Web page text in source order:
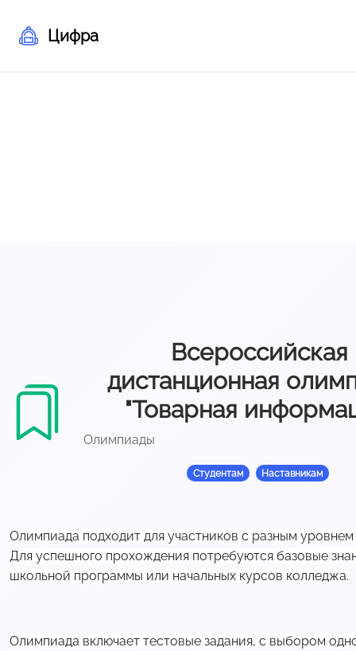
Цифра
Всероссийская
дистанционная
"Товарная
Олимпиады
Студентам Наставникам
Олимпиада подходит для участников с разным уровнем
Для успешного прохождения потребуются базовые
школьной программы или начальных курсов колледжа.
Олимпиада включает тестовые задания, с выбором